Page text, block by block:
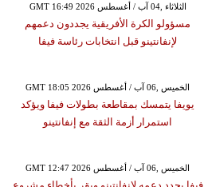
GMT 16:49 2026 الثلاثاء ,04 آب / أغسطس
مسؤولو الكرة الأفريقية يجددون دعمهم
لإنفانتينو قبل انتخابات رئاسة فيفا
GMT 18:05 2026 الخميس ,06 آب / أغسطس
يويفا يتمسك بمقاطعة بطولات فيفا ويؤكد
استمرار أزمة الثقة مع إنفانتينو
GMT 12:47 2026 الخميس ,06 آب / أغسطس